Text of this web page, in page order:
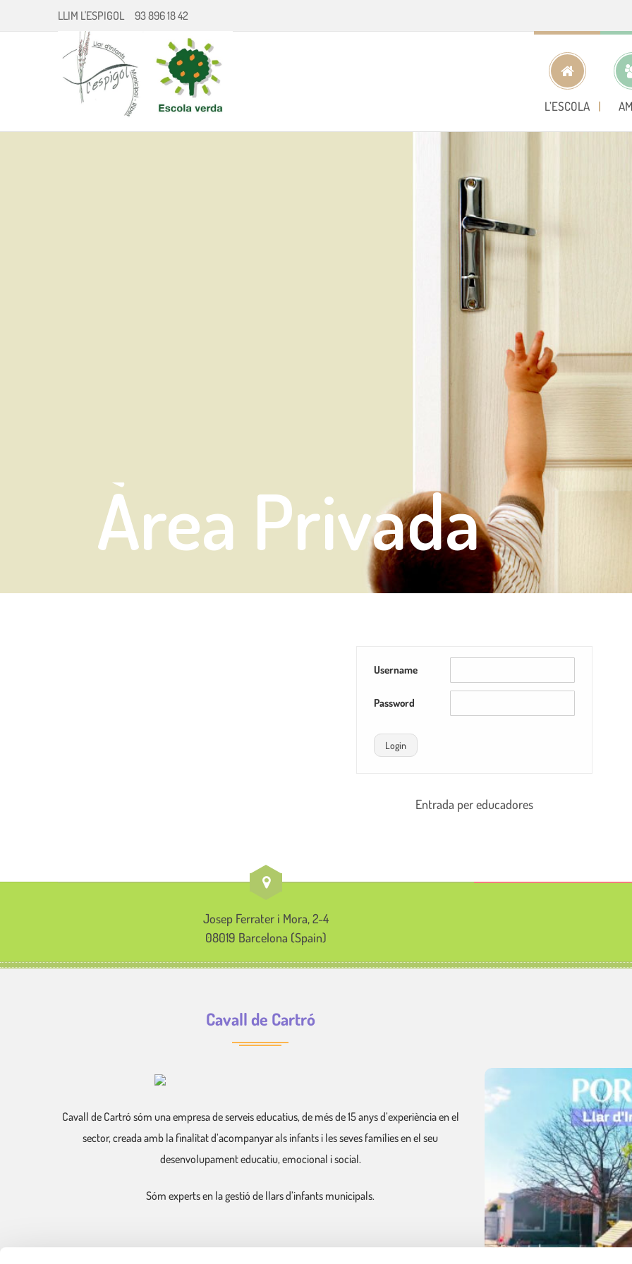
LLIM L'ESPIGOL 93 896 18 42
L’ESCOLA
Àrea Privada
Username
Password
Login
Entrada per educadores
Josep Ferrater i Mora, 2-4
08019 Barcelona (Spain)
Cavall de Cartró
Cavall de Cartró sóm una empresa de serveis educatius, de més de 15 anys d’experiència en el
sector, creada amb la finalitat d’acompanyar als infants i les seves famílies en el seu
desenvolupament educatiu, emocional i social.
Sóm experts en la gestió de llars d’infants municipals.